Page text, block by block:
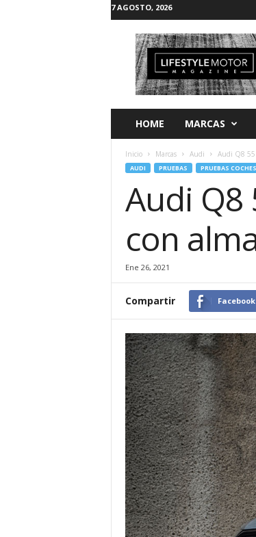
7 AGOSTO, 2026
HOME MARCAS
Inicio Marcas Audi Audi Q8 55
AUDI PRUEBAS PRUEBAS COCHES
Audi Q8
con
Ene 26, 2021
Compartir Facebook